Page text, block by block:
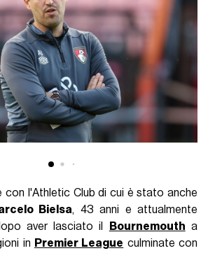
con l'Athletic Club di cui è stato anche
Bielsa, 43 anni e attualmente
aver lasciato il
Bournemouth a
in Premier League culminate con